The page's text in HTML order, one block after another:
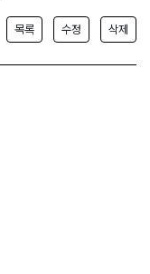
목록 수정 삭제